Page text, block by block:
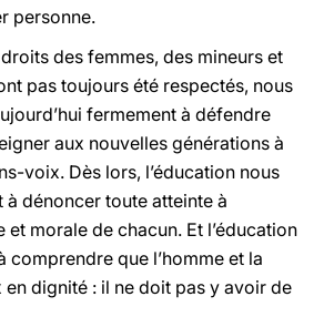
personne.
des femmes, des mineurs et
pas toujours été respectés, nous
fermement à défendre
aux nouvelles générations à
voix. Dès lors, l’éducation nous
à dénoncer toute atteinte à
et morale de chacun. Et l’éducation
comprendre que l’homme et la
dignité : il ne doit pas y avoir de